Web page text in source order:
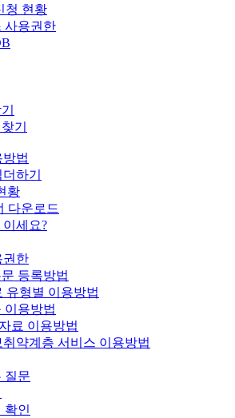
청 현황
사용권한
기
방법
하기
황
다운로드
이세요?
권한
등록방법
유형별 이용방법
이용방법
료 이용방법
취약계층 서비스 이용방법
질문
확인